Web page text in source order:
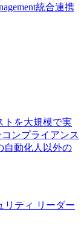
統合連携
トを大規模で実
コンプライアンス
自動化人以外の
リティ リーダー